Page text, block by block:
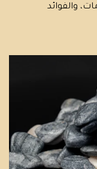
والفوائد